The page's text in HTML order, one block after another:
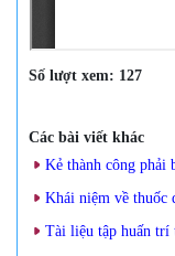
Số lượt xem: 127
Các bài viết khác
Kẻ thành công phải
Khái niệm về thuốc
Tài liệu tập huấn trí